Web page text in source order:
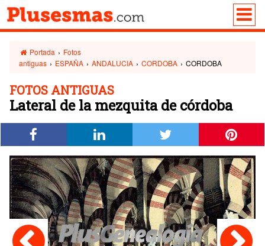
Portada › Fotos
antiguas › ESPAÑA › ANDALUCIA › CORDOBA › CORDOBA
FOTOS ANTIGUAS
Lateral de la mezquita de córdoba